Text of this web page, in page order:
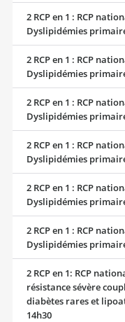
2 RCP en 1 : RCP
Dyslipidémies
2 RCP en 1 : RCP
Dyslipidémies
2 RCP en 1 : RCP
Dyslipidémies
2 RCP en 1 : RCP
Dyslipidémies
2 RCP en 1 : RCP
Dyslipidémies
2 RCP en 1 : RCP
Dyslipidémies
2 RCP en 1: RCP
résistance sévère
diabètes rares et
14h30